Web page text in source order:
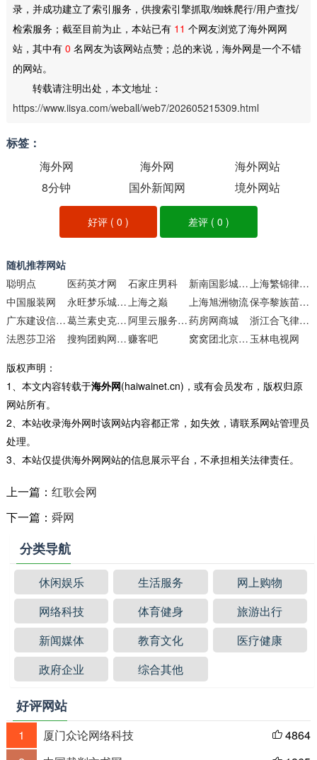
录，并成功建立了索引服务，供搜索引擎抓取/蜘蛛爬行/用户查找/
检索服务；截至目前为止，本站已有 11 个网友浏览了海外网网
站，其中有 0 名网友为该网站点赞；总的来说，海外网是一个不错
的网站。
转载请注明出处，本文地址：
https://www.iisya.com/weball/web7/202605215309.html
标签：
海外网
海外网
海外网站
8分钟
国外新闻网 境外网站
好评 (0 ) 差评 ( 0 )
随机推荐网站
聪明点
医药英才网 石家庄男科 新南国影城（深圳中信）
上海繁锦律师事务所
中国服装网
永旺梦乐城中国上海之巅 上海旭洲物流
保亭黎族苗族自治县人民政府网
广东建设信息网(行业服务版)
葛兰素史克中国官网 阿里云服务器新购、复购、升级优惠活动推荐药房网商城
浙江合飞律师事务所
法恩莎卫浴
搜狗团购网站大全赚客吧 窝窝团北京团购网 玉林电视网
版权声明：
1、本文内容转载于海外网(haiwainet.cn)，或有会员发布，版权归原
网站所有。
2、本站收录海外网时该网站内容都正常，如失效，请联系网站管理员
处理。
3、本站仅提供海外网网站的信息展示平台，不承担相关法律责任。
上一篇： 红歌会网
下一篇： 舜网
分类导航
休闲娱乐 生活服务
网上购物
网络科技
体育健身
旅游出行
新闻媒体
教育文化
医疗健康
政府企业
综合其他
好评网站
1 厦门众论网络科技  4864